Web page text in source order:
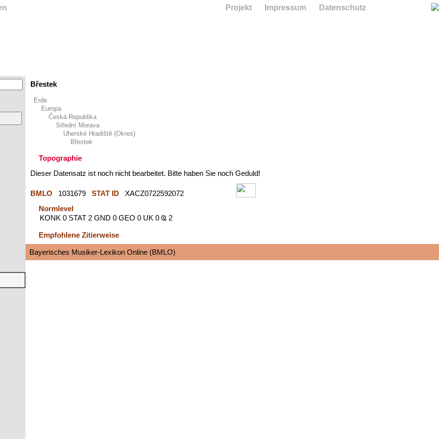
Břestek
Erde
Europa
Česká Republika
Střední Morava
Uherské Hradiště (Okres)
Břestek
Topographie
Dieser Datensatz ist noch nicht bearbeitet. Bitte haben Sie noch Geduld!
BMLO 1031679 STAT ID
XACZ0722592072
Normlevel
KONK 0 STAT 2 GND 0 GEO 0 UK 0 Ҩ 2
Empfohlene Zitierweise
Bayerisches Musiker-Lexikon Online (BMLO)
Projekt Impressum Datenschutz